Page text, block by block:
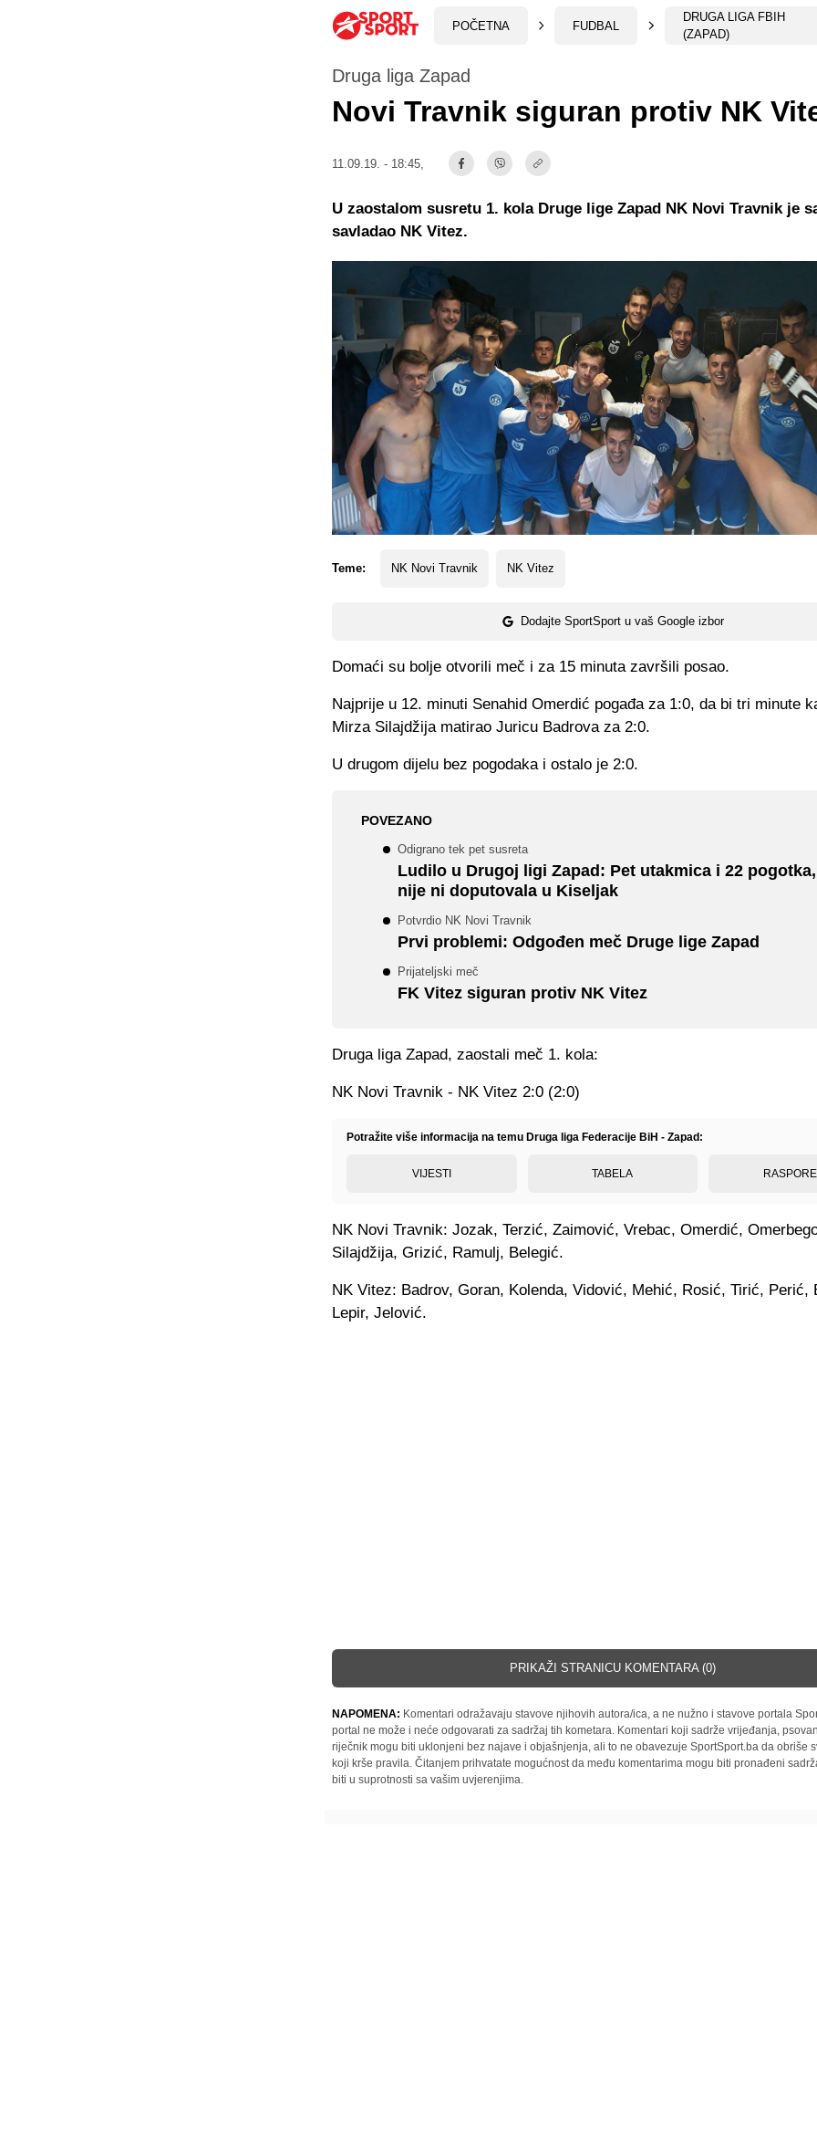
POČETNA FUDBAL
DRUGA LIGA FBIH
(ZAPAD)
Druga liga Zapad
Novi Travnik siguran protiv NK
11.09.19. - 18:45,
Teme: NK Novi Travnik NK Vitez
Dodajte SportSport u vaš Google izbor
U zaostalom susretu 1. kola Druge lige Zapad NK Novi Travnik je
savladao NK Vitez.
Domaći su bolje otvorili meč i za 15 minuta završili posao.
Najprije u 12. minuti Senahid Omerdić pogađa za 1:0, da bi tri minute
Mirza Silajdžija matirao Juricu Badrova za 2:0.
U drugom dijelu bez pogodaka i ostalo je 2:0.
POVEZANO
Odigrano tek pet susreta
Ludilo u Drugoj ligi Zapad: Pet utakmica i 22
nije ni doputovala u Kiseljak
Potvrdio NK Novi Travnik
Prvi problemi: Odgođen meč Druge lige Zapad
Prijateljski meč
FK Vitez siguran protiv NK Vitez
Druga liga Zapad, zaostali meč 1. kola:
NK Novi Travnik - NK Vitez 2:0 (2:0)
Potražite više informacija na temu Druga liga Federacije BiH - Zapad:
VIJESTI TABELA
NK Novi Travnik: Jozak, Terzić, Zaimović, Vrebac, Omerdić,
Silajdžija, Grizić, Ramulj, Belegić.
NK Vitez: Badrov, Goran, Kolenda, Vidović, Mehić, Rosić, Tirić, Perić,
Lepir, Jelović.
PRIKAŽI STRANICU KOMENTARA (0)
NAPOMENA: Komentari odražavaju stavove njihovih autora/ica, a ne nužno i stavove portala
portal ne može i neće odgovarati za sadržaj tih kometara. Komentari koji sadrže vrijeđanja,
riječnik mogu biti uklonjeni bez najave i objašnjenja, ali to ne obavezuje SportSport.ba da obriše
koji krše pravila. Čitanjem prihvatate mogućnost da među komentarima mogu biti pronađeni
biti u suprotnosti sa vašim uvjerenjima.